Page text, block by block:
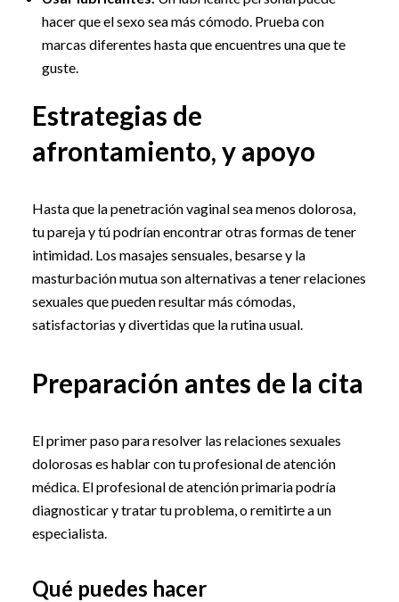
hacer que el sexo sea más cómodo. Prueba con
marcas diferentes hasta que encuentres una que te
guste.
Estrategias de
afrontamiento, y apoyo
Hasta que la penetración vaginal sea menos dolorosa,
tu pareja y tú podrían encontrar otras formas de tener
intimidad. Los masajes sensuales, besarse y la
masturbación mutua son alternativas a tener relaciones
sexuales que pueden resultar más cómodas,
satisfactorias y divertidas que la rutina usual.
Preparación antes de la cita
El primer paso para resolver las relaciones sexuales
dolorosas es hablar con tu profesional de atención
médica. El profesional de atención primaria podría
diagnosticar y tratar tu problema, o remitirte a un
especialista.
Qué puedes hacer